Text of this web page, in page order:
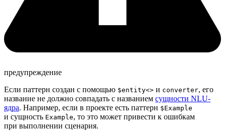
предупреждение
Если паттерн создан с помощью $entity<> и converter, его
название не должно совпадать с названием сущности NLU-
ядра. Например, если в проекте есть паттерн $Example
и сущность Example, то это может привести к ошибкам
при выполнении сценария.